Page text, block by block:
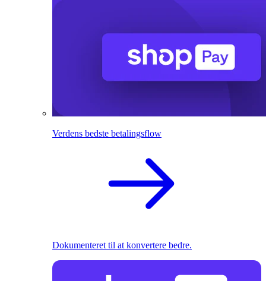
Verdens bedste betalingsflow
Dokumenteret til at konvertere bedre.